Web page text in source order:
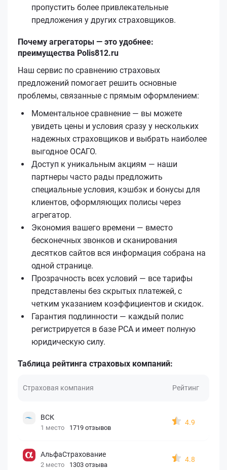
пропустить более привлекательные
предложения у других страховщиков.
Почему агрегаторы — это удобнее:
преимущества Polis812.ru
Наш сервис по сравнению страховых
предложений помогает решить основные
проблемы, связанные с прямым оформлением:
Моментальное сравнение — вы можете
увидеть цены и условия сразу у нескольких
надежных страховщиков и выбрать наиболее
выгодное ОСАГО.
Доступ к уникальным акциям — наши
партнеры часто рады предложить
специальные условия, кэшбэк и бонусы для
клиентов, оформляющих полисы через
агрегатор.
Экономия вашего времени — вместо
бесконечных звонков и сканирования
десятков сайтов вся информация собрана на
одной странице.
Прозрачность всех условий — все тарифы
представлены без скрытых платежей, с
четким указанием коэффициентов и скидок.
Гарантия подлинности — каждый полис
регистрируется в базе РСА и имеет полную
юридическую силу.
Таблица рейтинга страховых компаний:
Страховая компания Рейтинг
ВСК
1 место 1719 отзывов
4.9
АльфаСтрахование
2 место 1303 отзыва
4.8